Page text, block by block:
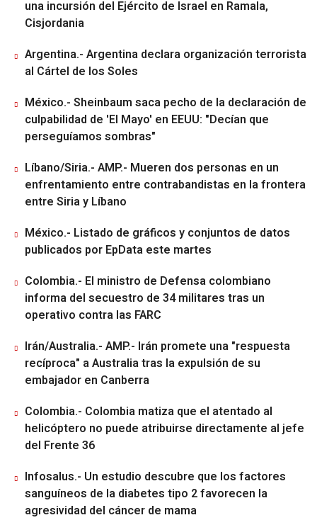
una incursión del Ejército de Israel en Ramala,
Cisjordania
Argentina.- Argentina declara organización terrorista
al Cártel de los Soles
México.- Sheinbaum saca pecho de la declaración de
culpabilidad de 'El Mayo' en EEUU: "Decían que
perseguíamos sombras"
Líbano/Siria.- AMP.- Mueren dos personas en un
enfrentamiento entre contrabandistas en la frontera
entre Siria y Líbano
México.- Listado de gráficos y conjuntos de datos
publicados por EpData este martes
Colombia.- El ministro de Defensa colombiano
informa del secuestro de 34 militares tras un
operativo contra las FARC
Irán/Australia.- AMP.- Irán promete una "respuesta
recíproca" a Australia tras la expulsión de su
embajador en Canberra
Colombia.- Colombia matiza que el atentado al
helicóptero no puede atribuirse directamente al jefe
del Frente 36
Infosalus.- Un estudio descubre que los factores
sanguíneos de la diabetes tipo 2 favorecen la
agresividad del cáncer de mama